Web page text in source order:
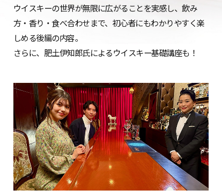
ウイスキーの世界が無限に広がることを実感し、飲み
方・香り・食べ合わせまで、初心者にもわかりやすく楽
しめる後編の内容。
さらに、肥土伊知郎氏によるウイスキー基礎講座も！